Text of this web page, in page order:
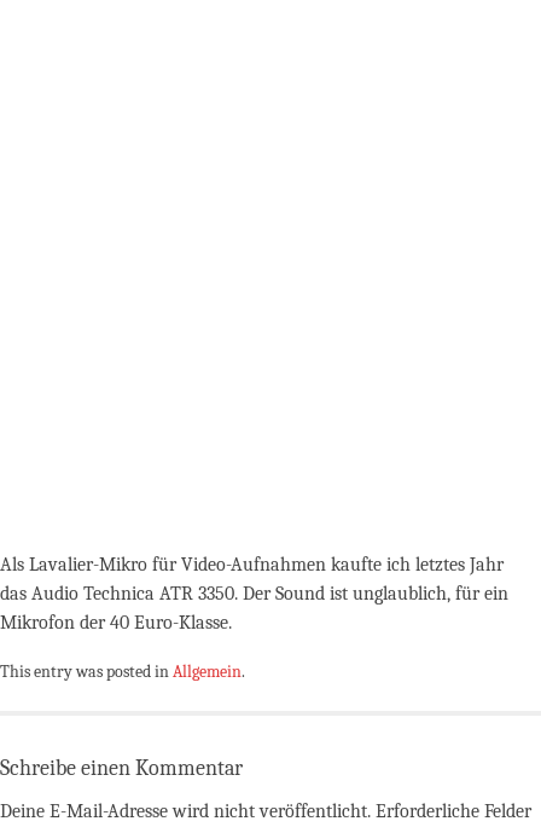
Als Lavalier-Mikro für Video-Aufnahmen kaufte ich letztes Jahr
das Audio Technica ATR 3350. Der Sound ist unglaublich, für ein
Mikrofon der 40 Euro-Klasse.
This entry was posted in Allgemein.
Schreibe einen Kommentar
Deine E-Mail-Adresse wird nicht veröffentlicht. Erforderliche Felder